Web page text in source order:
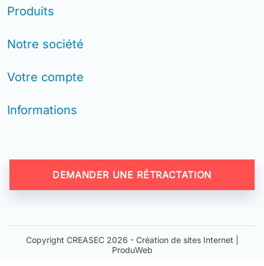
Produits
Notre société
Votre compte
Informations
DEMANDER UNE RÉTRACTATION
Copyright CREASEC 2026 - Création de sites Internet |
ProduWeb